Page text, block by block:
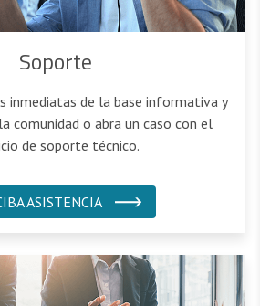
Soporte
inmediatas de la base informativa y
comunidad o abra un caso con el
de soporte técnico.
ASISTENCIA